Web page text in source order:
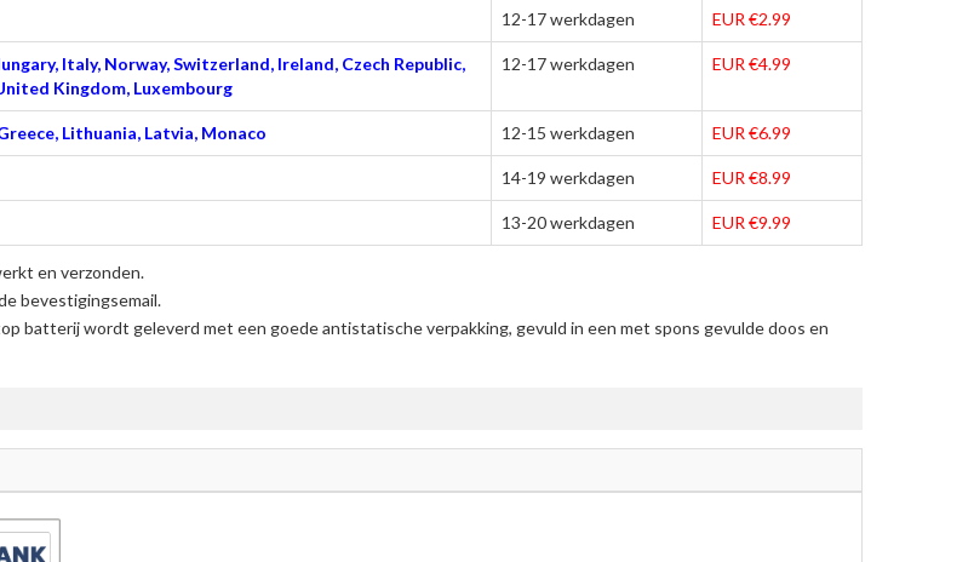
12-17 werkdagen EUR €2.99
Italy, Norway, Switzerland, Ireland, Czech Republic,
Kingdom, Luxembourg
12-17 werkdagen EUR €4.99
Lithuania, Latvia, Monaco 12-15 werkdagen EUR €6.99
14-19 werkdagen EUR €8.99
13-20 werkdagen EUR €9.99
en verzonden.
bevestigingsemail.
batterijwordt geleverd met een goede antistatische verpakking, gevuld in een met spons gevulde doos en